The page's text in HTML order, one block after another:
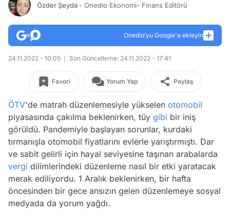
Özder Şeyda - Onedio Ekonomi- Finans Editörü
Onedio’yu Google'a ekleyin
24.11.2022 - 10:05 Son Güncelleme: 24.11.2022 - 17:41
Favori Yorum Yap Paylaş
ÖTV'de matrah düzenlemesiyle yükselen otomobil
piyasasında çakılma beklenirken, tüy gibi bir iniş
görüldü. Pandemiyle başlayan sorunlar, kurdaki
tırmanışla otomobil fiyatlarını evlerle yarıştırmıştı. Dar
ve sabit gelirli için hayal seviyesine taşınan arabalarda
vergi dilimlerindeki düzenleme nasıl bir etki yaratacak
merak ediliyordu. 1 Aralık beklenirken, bir hafta
öncesinden bir gece ansızın gelen düzenlemeye sosyal
medyada da yorum yağdı.